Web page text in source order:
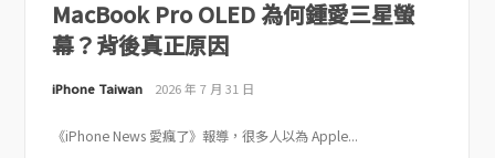
MacBook Pro OLED 為何鍾愛三星螢
幕？背後真正原因
iPhone Taiwan 2026 年 7 月 31 日
《iPhone News 愛瘋了》報導，很多人以為 Apple...